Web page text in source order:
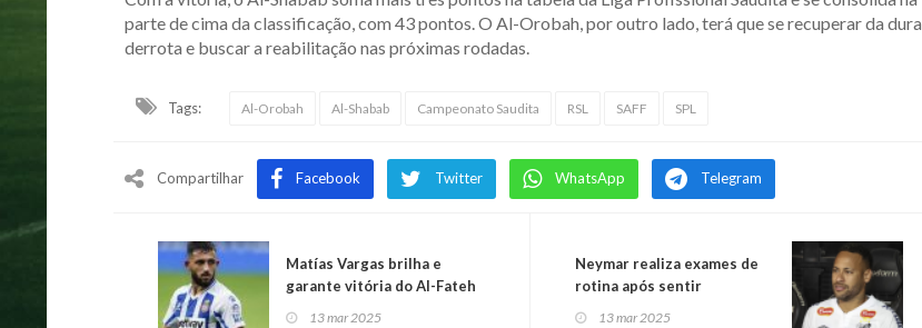
parte de cima da classificação, com 43 pontos. O Al-Orobah, por outro lado, terá que se recuperar da dura
derrota e buscar a reabilitação nas próximas rodadas.
Tags: Al-Orobah Al-Shabab Campeonato Saudita RSL SAFF SPL
Compartilhar Facebook Twitter WhatsApp Telegram
Matías Vargas brilha e
garante vitória do Al-Fateh
13 mar 2025
Neymar realiza exames de
rotina após sentir
13 mar 2025